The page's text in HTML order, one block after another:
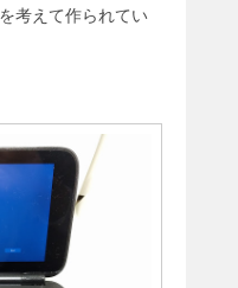
考えて作られてい